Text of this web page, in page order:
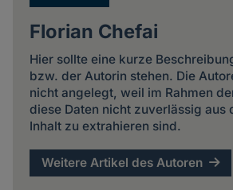
Florian Chefai
Hier sollte eine kurze
bzw. der Autorin stehen. Die
nicht angelegt, weil im Rahmen
diese Daten nicht zuverlässig aus
Inhalt zu extrahieren sind.
Weitere Artikel des Autoren